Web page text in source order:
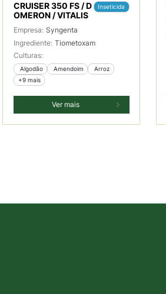
CRUISER 350 FS / D
OMERON / VITALIS
Inseticida
Empresa: Syngenta
Ingrediente: Tiometoxam
Culturas:
Algodão Amendoim
Arroz
+9 mais
Ver mais